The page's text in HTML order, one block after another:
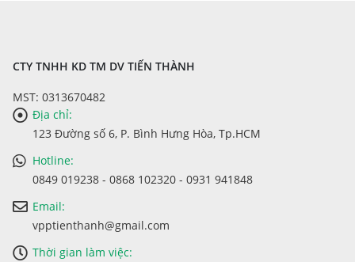
CTY TNHH KD TM DV TIẾN THÀNH
MST: 0313670482
Địa chỉ:
123 Đường số 6, P. Bình Hưng Hòa, Tp.HCM
Hotline:
0849 019238 - 0868 102320 - 0931 941848
Email:
vpptienthanh@gmail.com
Thời gian làm việc: